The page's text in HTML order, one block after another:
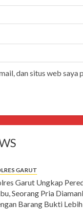
dan situs web
GARUT
Garut Ungkap
Seorang Pria
Barang Bukti